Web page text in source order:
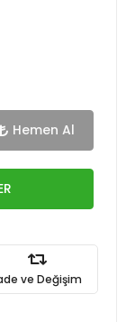
Hemen Al
ve Değişim